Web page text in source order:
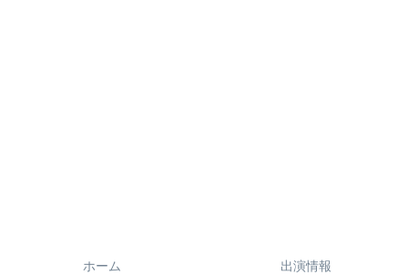
ホーム 出演情報